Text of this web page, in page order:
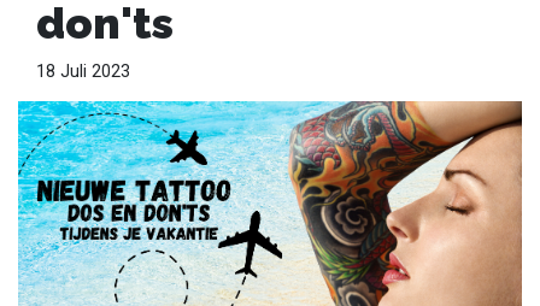
don'ts
18 Juli 2023